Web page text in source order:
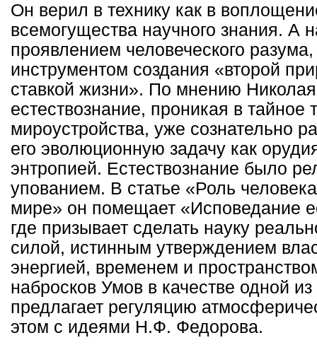
Он верил в технику как в
всемогущества научного знания. А
проявлением человеческого
инструментом создания «второй
ставкой жизни». По мнению
естествознание, проникая в тайное
мироустройства, уже сознательно
его эволюционную задачу как
энтропией. Естествознание было
упованием. В статье «Роль
мире» он помещает «Исповедание
где призывает сделать науку
силой, истинным утверждением
энергией, временем и
набросков Умов в качестве одной
предлагает регуляцию
этом с идеями Н.Ф. Федорова.